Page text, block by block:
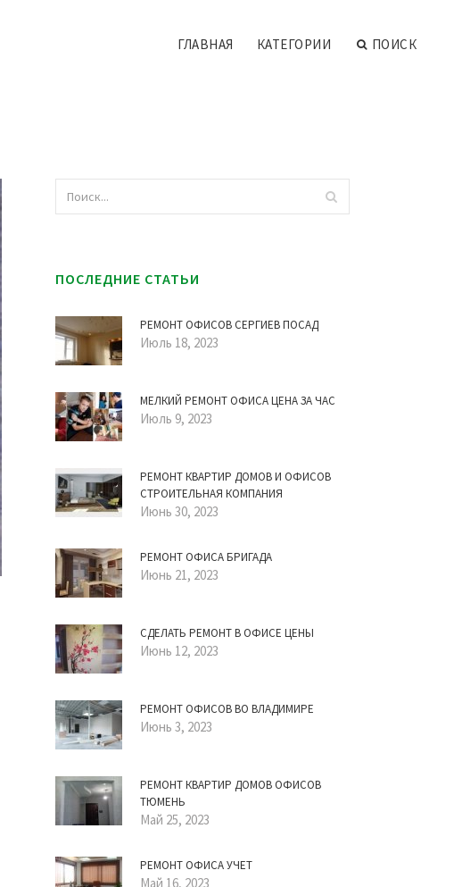
ГЛАВНАЯ КАТЕГОРИИ ПОИСК
ПОСЛЕДНИЕ СТАТЬИ
РЕМОНТ ОФИСОВ СЕРГИЕВ ПОСАД
Июль 18, 2023
МЕЛКИЙ РЕМОНТ ОФИСА ЦЕНА ЗА ЧАС
Июль 9, 2023
РЕМОНТ КВАРТИР ДОМОВ И ОФИСОВ
СТРОИТЕЛЬНАЯ КОМПАНИЯ
Июнь 30, 2023
РЕМОНТ ОФИСА БРИГАДА
Июнь 21, 2023
СДЕЛАТЬ РЕМОНТ В ОФИСЕ ЦЕНЫ
Июнь 12, 2023
РЕМОНТ ОФИСОВ ВО ВЛАДИМИРЕ
Июнь 3, 2023
РЕМОНТ КВАРТИР ДОМОВ ОФИСОВ
ТЮМЕНЬ
Май 25, 2023
РЕМОНТ ОФИСА УЧЕТ
Май 16, 2023